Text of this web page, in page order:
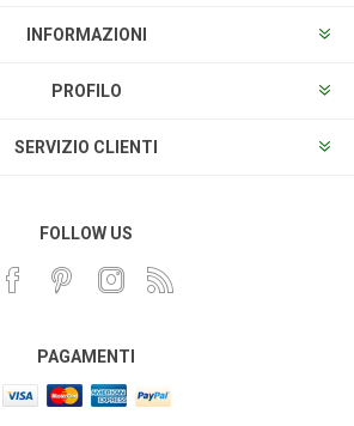
INFORMAZIONI
PROFILO
SERVIZIO CLIENTI
FOLLOW US
PAGAMENTI